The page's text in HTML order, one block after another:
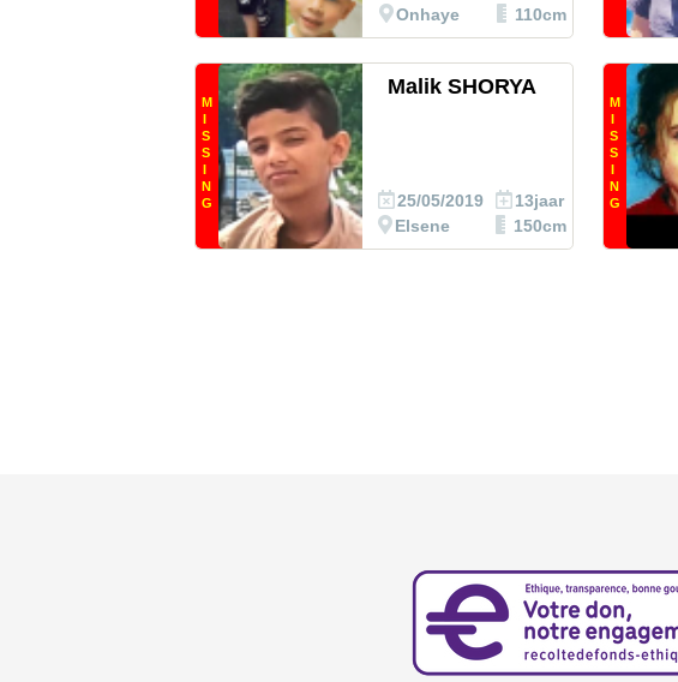
Onhaye
110cm
M
I
S
S
I
N
G
Malik SHORYA
25/05/2019
Elsene
13jaar
150cm
M
I
S
S
I
N
G